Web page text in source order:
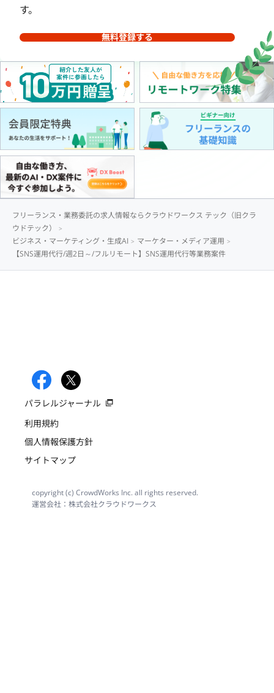
す。
無料登録する
フリーランス・業務委託の求人情報ならクラウドワークス テック（旧クラ
ウドテック）
ビジネス・マーケティング・生成AI
マーケター・メディア運用
【SNS運用代行/週2日～/フルリモート】SNS運用代行等業務案件
パラレルジャーナル
利用規約
個人情報保護方針
サイトマップ
copyright (c) CrowdWorks Inc. all rights reserved.
運営会社：株式会社クラウドワークス